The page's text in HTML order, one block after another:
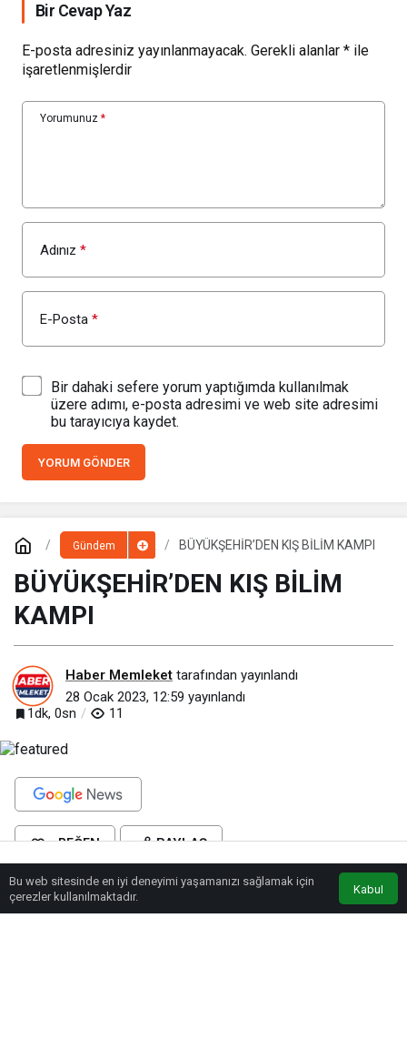
Bir Cevap Yaz
E-posta adresiniz yayınlanmayacak. Gerekli alanlar * ile
işaretlenmişlerdir
Yorumunuz *
Adınız *
E-Posta *
Bir dahaki sefere yorum yaptığımda kullanılmak
üzere adımı, e-posta adresimi ve web site adresimi
bu tarayıcıya kaydet.
YORUM GÖNDER
Gündem BÜYÜKŞEHİR’DEN KIŞ BİLİM KAMPI
BÜYÜKŞEHİR’DEN KIŞ BİLİM
KAMPI
Haber Memleket tarafından yayınlandı
28 Ocak 2023, 12:59 yayınlandı
1dk, 0sn
11
BEĞEN PAYLAŞ
Kayseri Büyükşehir Belediyesi bünyesinde faaliyet gösteren Bilim
Merkezi’nde bu kış, öğrenciler için hem eğlenceli hem de bilgili geçecek.
Bu web sitesinde en iyi deneyimi yaşamanızı sağlamak için
çerezler kullanılmaktadır.
Kabul
Anasayfa Akış Eczaneler Trafik